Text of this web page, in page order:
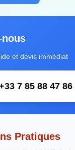
nous
et devis immédiat
7 85 88 47 86
Pratiques